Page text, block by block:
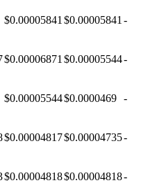
$0.00005841 $0.00005841 -
$0.00006871 $0.00005544-
$0.00005544$0.0000469 -
$0.00004817$0.00004735-
$0.00004818$0.00004818-